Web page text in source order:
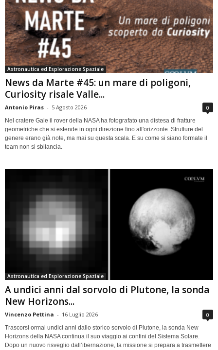
Astronautica ed Esplorazione Spaziale
News da Marte #45: un mare di poligoni,
Curiosity risale Valle...
Antonio Piras - 5 Agosto 2026 0
Nel cratere Gale il rover della NASA ha fotografato una distesa di fratture
geometriche che si estende in ogni direzione fino all'orizzonte. Strutture del
genere erano già note, ma mai su questa scala. E su come si siano formate il
team non si sbilancia.
Astronautica ed Esplorazione Spaziale
A undici anni dal sorvolo di Plutone, la sonda
New Horizons...
Vincenzo Pettina - 16 Luglio 2026 0
Trascorsi ormai undici anni dallo storico sorvolo di Plutone, la sonda New
Horizons della NASA continua il suo viaggio ai confini del Sistema Solare.
Dopo un nuovo risveglio dall’ibernazione, la missione si prepara a trasmettere